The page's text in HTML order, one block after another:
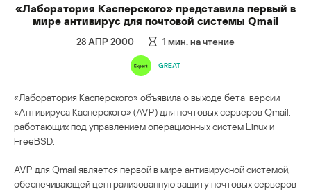
«Лаборатория Касперского» представила первый в
мире антивирус для почтовой системы Qmail
28 АПР 2000 1 мин. на чтение
GREAT
«Лаборатория Касперского» объявила о выходе бета-версии
«Антивируса Касперского» (AVP) для почтовых серверов Qmail,
работающих под управлением операционных систем Linux и
FreeBSD.
AVP для Qmail является первой в мире антивирусной системой,
обеспечивающей централизованную защиту почтовых серверов